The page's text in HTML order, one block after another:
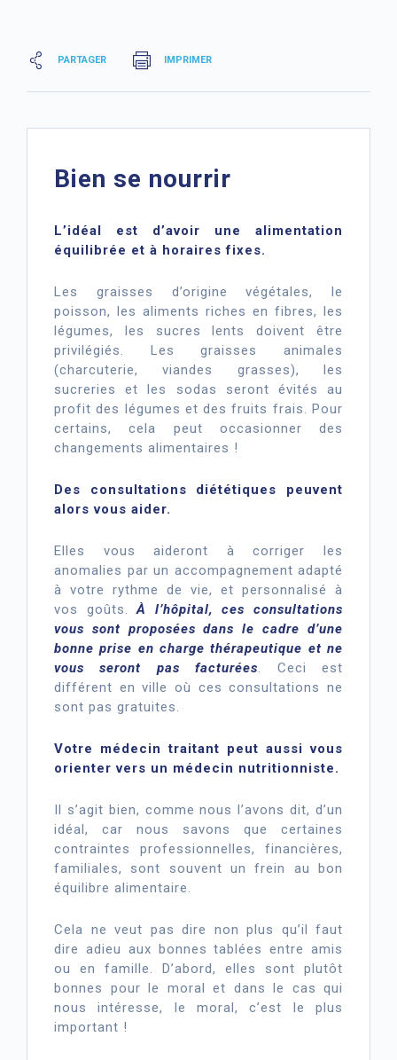
PARTAGER IMPRIMER
Bien se nourrir
L’idéal est d’avoir une alimentation
équilibrée et à horaires fixes.
Les graisses d’origine végétales, le
poisson, les aliments riches en fibres, les
légumes, les sucres lents doivent être
privilégiés. Les graisses animales
(charcuterie, viandes grasses), les
sucreries et les sodas seront évités au
profit des légumes et des fruits frais. Pour
certains, cela peut occasionner des
changements alimentaires !
Des consultations diététiques peuvent
alors vous aider.
Elles vous aideront à corriger les
anomalies par un accompagnement adapté
à votre rythme de vie, et personnalisé à
vos goûts.À l’hôpital, ces consultations
vous sont proposées dans le cadre d’une
bonne prise en charge thérapeutique et ne
vous seront pas facturées. Ceci est
différent en ville où ces consultations ne
sont pas gratuites.
Votre médecin traitant peut aussi vous
orienter vers un médecin nutritionniste.
Il s’agit bien, comme nous l’avons dit, d’un
idéal, car nous savons que certaines
contraintes professionnelles, financières,
familiales, sont souvent un frein au bon
équilibre alimentaire.
Cela ne veut pas dire non plus qu’il faut
dire adieu aux bonnes tablées entre amis
ou en famille. D’abord, elles sont plutôt
bonnes pour le moral et dans le cas qui
nous intéresse, le moral, c’est le plus
important !